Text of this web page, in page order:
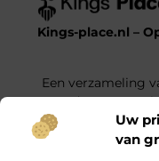
Uw
van
Kings-place.nl –
Een verzameling
onderwerpen
Onze informatie